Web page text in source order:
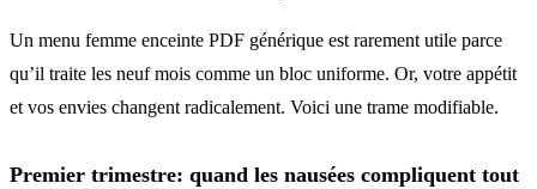
Un menu femme enceinte PDF générique est rarement utile parce
qu’il traite les neuf mois comme un bloc uniforme. Or, votre appétit
et vos envies changent radicalement. Voici une trame modifiable.
Premier trimestre: quand les nausées compliquent tout